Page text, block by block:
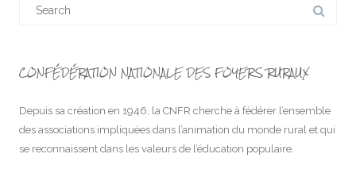
CONFÉDÉRATION NATIONALE DES FOYERS RURAUX
Depuis sa création en 1946, la CNFR cherche à fédérer l’ensemble
des associations impliquées dans l’animation du monde rural et qui
se reconnaissent dans les valeurs de l’éducation populaire.